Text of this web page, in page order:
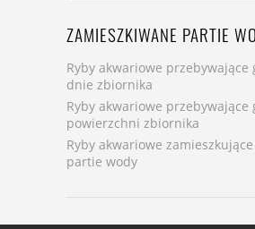
ZAMIESZKIWANE PARTIE
Ryby akwariowe przebywające
dnie zbiornika
Ryby akwariowe przebywające
powierzchni zbiornika
Ryby akwariowe
partie wody